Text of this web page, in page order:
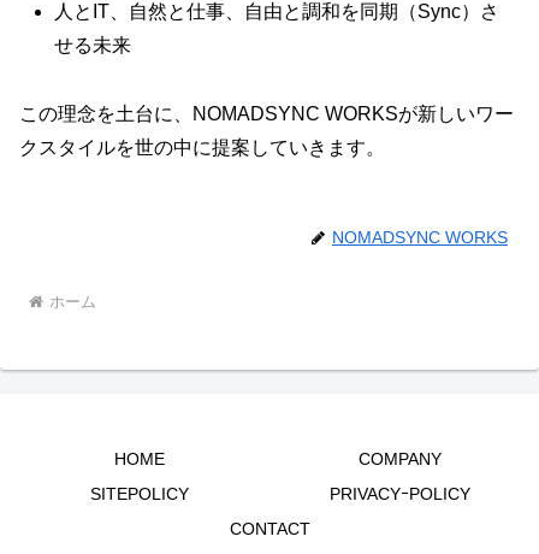
人とIT、自然と仕事、自由と調和を同期（Sync）さ
せる未来
この理念を土台に、NOMADSYNC WORKSが新しいワー
クスタイルを世の中に提案していきます。
NOMADSYNC WORKS
ホーム
HOME
COMPANY
SITEPOLICY
PRIVACYｰPOLICY
CONTACT